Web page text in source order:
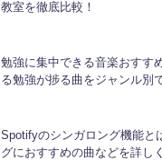
教室を徹底比較！
勉強に集中できる音楽おすす
る勉強が捗る曲をジャンル別
Spotifyのシンガロング機能と
グにおすすめの曲などを詳し